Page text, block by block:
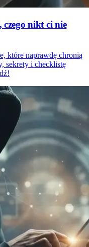
czego nikt ci nie
które naprawdę chronią
sekrety i checklistę